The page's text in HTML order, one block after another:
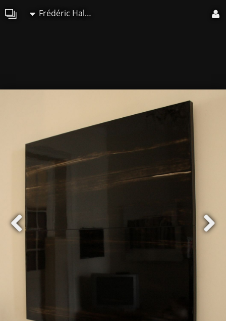
Frédéric Halbreich